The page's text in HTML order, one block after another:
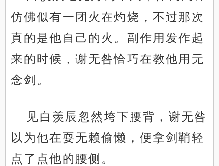
仿佛似有一团火在灼烧，不过那次
真的是他自己的火。副作用发作起
来的时候，谢无咎恰巧在教他用无
念剑。
见白羡辰忽然垮下腰背，谢无咎
以为他在耍无赖偷懒，便拿剑鞘轻
点了点他的腰侧。